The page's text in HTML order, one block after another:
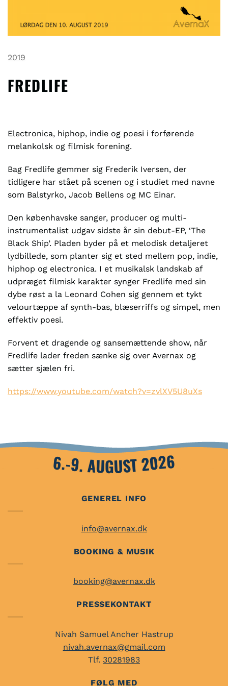
2019
FREDLIFE
Electronica, hiphop, indie og poesi i forførende
melankolsk og filmisk forening.
Bag Fredlife gemmer sig Frederik Iversen, der
tidligere har stået på scenen og i studiet med navne
som Balstyrko, Jacob Bellens og MC Einar.
Den københavske sanger, producer og multi-
instrumentalist udgav sidste år sin debut-EP, ‘The
Black Ship’. Pladen byder på et melodisk detaljeret
lydbillede, som planter sig et sted mellem pop, indie,
hiphop og electronica. I et musikalsk landskab af
udpræget filmisk karakter synger Fredlife med sin
dybe røst a la Leonard Cohen sig gennem et tykt
velourtæppe af synth-bas, blæserriffs og simpel, men
effektiv poesi.
Forvent et dragende og sansemættende show, når
Fredlife lader freden sænke sig over Avernax og
sætter sjælen fri.
https://www.youtube.com/watch?v=zvlXV5U8uXs
6.-9. AUGUST 2026
GENEREL INFO
info@avernax.dk
BOOKING & MUSIK
booking@avernax.dk
PRESSEKONTAKT
Nivah Samuel Ancher Hastrup
nivah.avernax@gmail.com
Tlf. 30281983
FØLG MED